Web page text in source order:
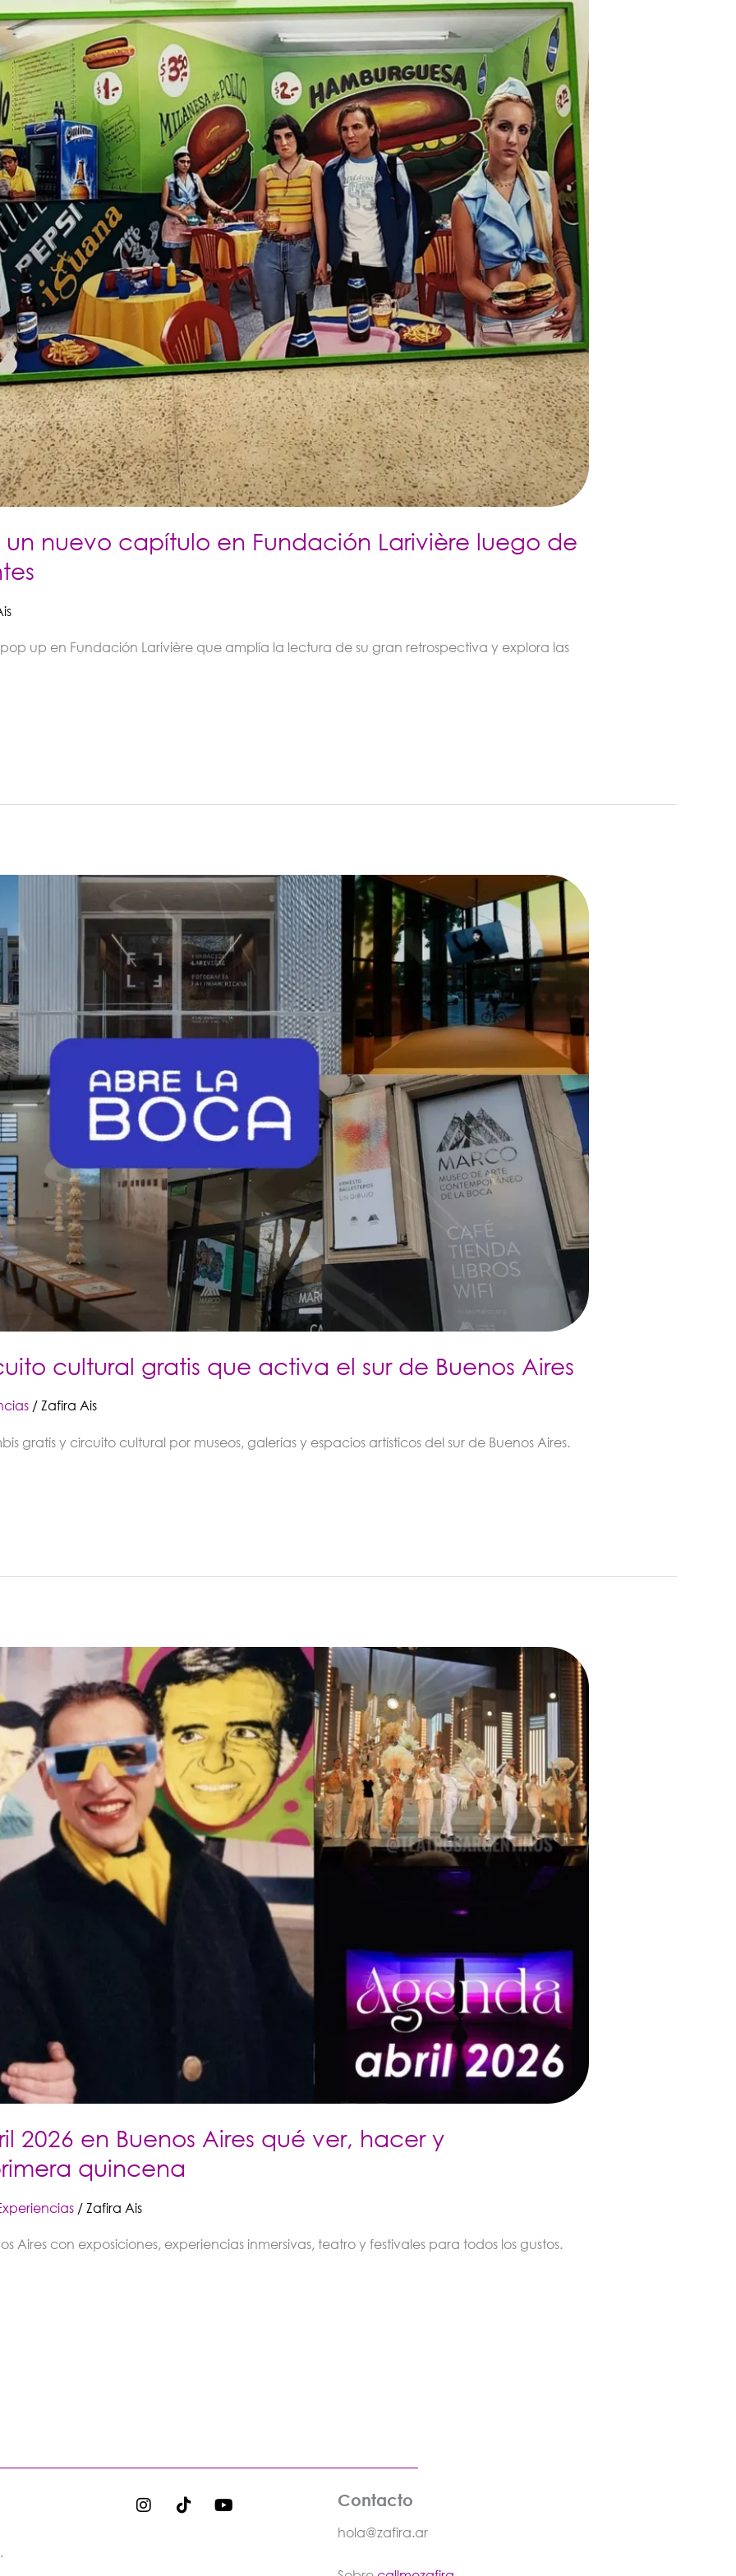
un nuevo capítulo en Fundación Larivière luego de
up en Fundación Larivière que amplía la lectura de su gran retrospectiva y explora las
cultural gratis que activa el sur de Buenos Aires
/ Zafira Ais
gratis y circuito cultural por museos, galerías y espacios artísticos del sur de Buenos Aires.
2026 en Buenos Aires qué ver, hacer y
quincena
/ Zafira Ais
Aires con exposiciones, experiencias inmersivas, teatro y festivales para todos los gustos.
I
n
T
i
Y
o
Contacto
hola@zafira.ar